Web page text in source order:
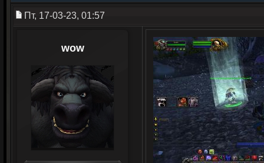
Пт, 17-03-23, 01:57
wow